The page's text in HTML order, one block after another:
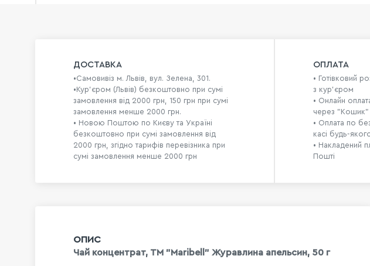
ДОСТАВКА
•Самовивіз м. Львів, вул. Зелена, 301.
•Кур'єром (Львів) безкоштовно при сумі
замовлення від 2000 грн, 150 грн при сумі
замовлення менше 2000 грн.
• Новою Поштою по Києву та Україні
безкоштовно при сумі замовлення від
2000 грн, згідно тарифів перевізника при
сумі замовлення менше 2000 грн
ОПЛАТА
• Готівковий
з кур’єром
• Онлайн
через "Кошик"
• Оплата по
касі будь-
• Накладений
Пошті
ОПИС
Чай концентрат, ТМ "Maribell" Журавлина апельсин, 50 г